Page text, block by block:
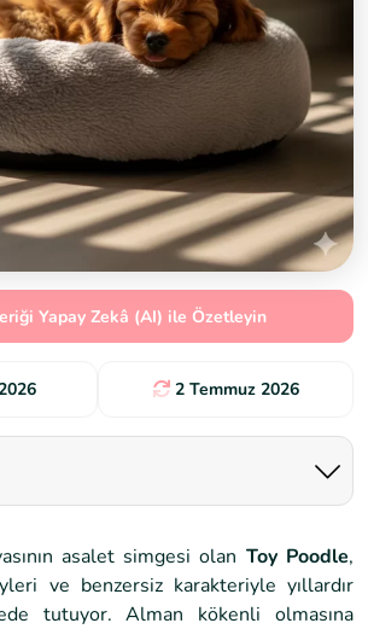
Yapay Zekâ (AI) ile Özetleyin
2 Temmuz 2026
asalet simgesi olan Toy Poodle,
ve benzersiz karakteriyle yıllardır
tutuyor. Alman kökenli olmasına